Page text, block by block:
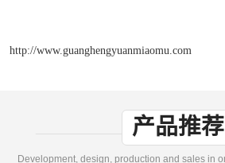
http://www.guanghengyuanmiaomu.com
产品推荐